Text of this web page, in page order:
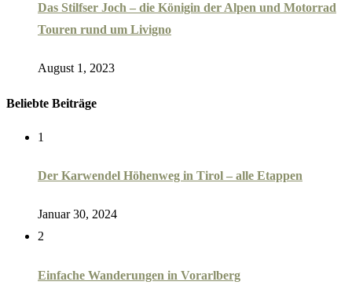
Das Stilfser Joch – die Königin der Alpen und Motorrad
Touren rund um Livigno
August 1, 2023
Beliebte Beiträge
1
Der Karwendel Höhenweg in Tirol – alle Etappen
Januar 30, 2024
2
Einfache Wanderungen in Vorarlberg